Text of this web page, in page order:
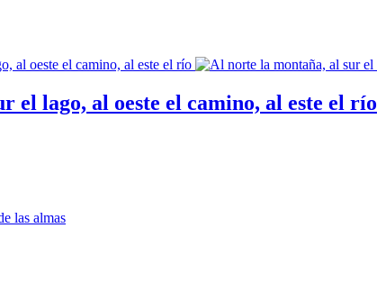
el lago, al oeste el camino, al este el río